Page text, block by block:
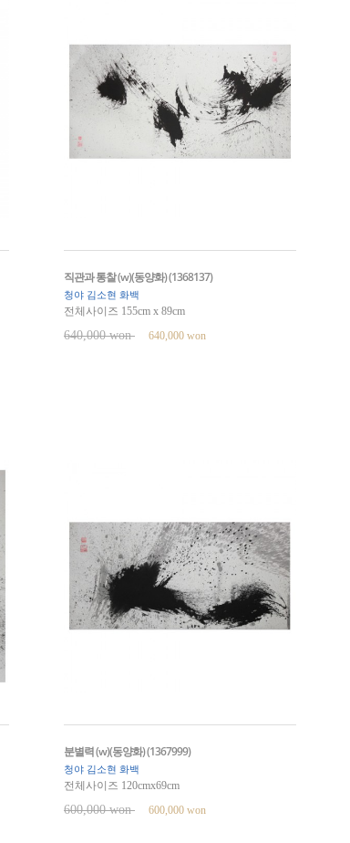
직관과 통찰 (w)(동양화) (1368137)
청야 김소현 화백
전체사이즈 155cm x 89cm
640,000 won 640,000 won
분별력 (w)(동양화) (1367999)
청야 김소현 화백
전체사이즈 120cmx69cm
600,000 won 600,000 won